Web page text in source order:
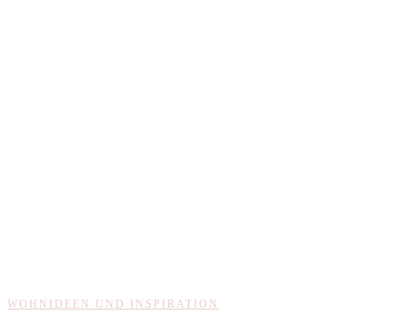
WOHNIDEEN UND INSPIRATION